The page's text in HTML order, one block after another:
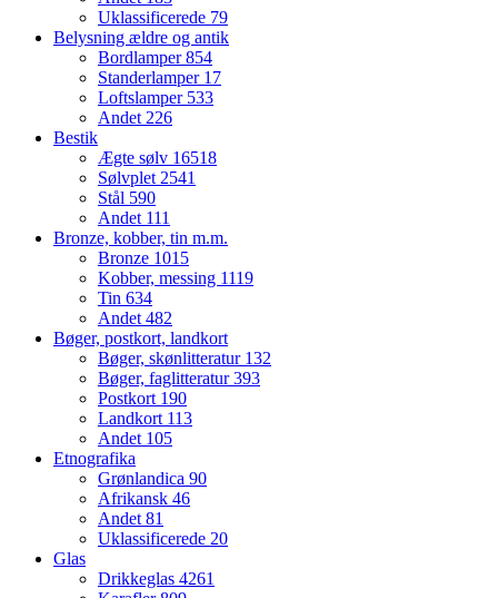
Uklassificerede 79
Belysning ældre og antik
Bordlamper854
Standerlamper 17
Loftslamper 533
Andet 226
Bestik
Ægte sølv 16518
Sølvplet 2541
Stål 590
Andet 111
Bronze, kobber, tin m.m.
Bronze 1015
Kobber, messing 1119
Tin 634
Andet 482
Bøger, postkort, landkort
Bøger, skønlitteratur 132
Bøger, faglitteratur393
Postkort 190
Landkort 113
Andet 105
Etnografika
Grønlandica 90
Afrikansk 46
Andet 81
Uklassificerede 20
Glas
Drikkeglas 4261